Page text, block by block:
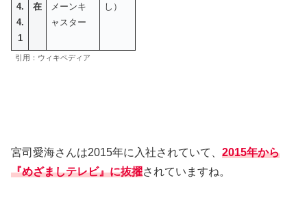
4.
4.
1
在
メーンキ
ャスター
し）
引用：ウィキペディア
宮司愛海さんは2015年に入社されていて、 2015年から
『めざましテレビ』に抜擢されていますね。